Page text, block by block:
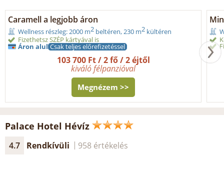
Caramell a legjobb áron
Wellness részleg: 2000 m2 beltéren, 230 m2 kültéren
Fizethetsz SZÉP kártyával is
Áron alul Csak teljes előrefizetéssel
103 700 Ft / 2 fő / 2 éjtől
kiváló félpanzióval
Megnézem >>
Palace Hotel Hévíz
4.7 Rendkívüli 958 értékelés